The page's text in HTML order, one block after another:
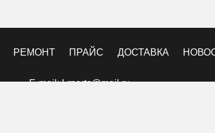
РЕМОНТ ПРАЙС ДОСТАВКА
E-mail:Lrparts@mail.ru